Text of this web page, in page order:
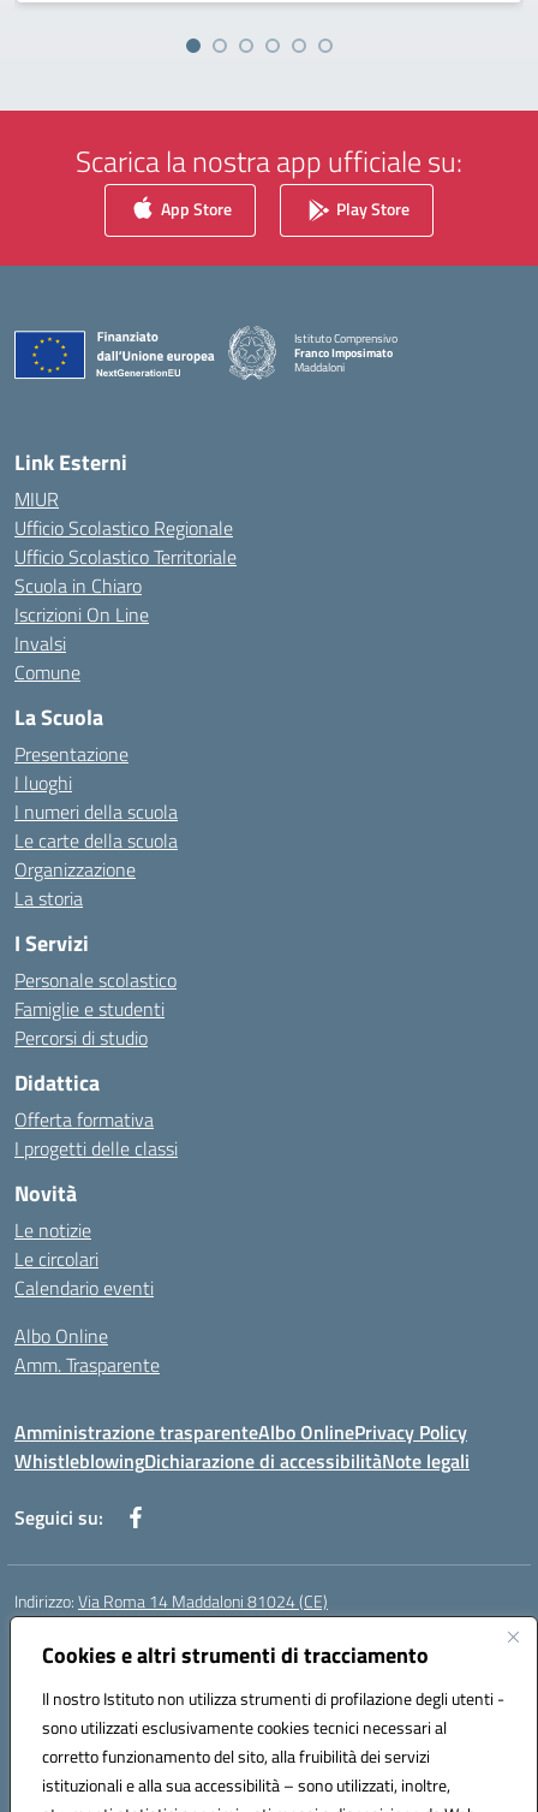
Cookies e altri strumenti di tracciamento
Il nostro Istituto non utilizza strumenti di profilazione degli utenti -
sono utilizzati esclusivamente cookies tecnici necessari al
corretto funzionamento del sito, alla fruibilità dei servizi
istituzionali e alla sua accessibilità – sono utilizzati, inoltre,
Scarica la nostra app ufficiale su:
App Store Play Store
Istituto Comprensivo
Franco Imposimato
Maddaloni
Link Esterni
MIUR
Ufficio Scolastico Regionale
Ufficio Scolastico Territoriale
Scuola in Chiaro
Iscrizioni On Line
Invalsi
Comune
La Scuola
Presentazione
I luoghi
I numeri della scuola
Le carte della scuola
Organizzazione
La storia
I Servizi
Personale scolastico
Famiglie e studenti
Percorsi di studio
Didattica
Offerta formativa
I progetti delle classi
Novità
Le notizie
Le circolari
Calendario eventi
Albo Online
Amm. Trasparente
Amministrazione trasparenteAlbo OnlinePrivacy Policy
WhistleblowingDichiarazione di accessibilitàNote legali
Seguici su:
Indirizzo:Via Roma 14 Maddaloni 81024 (CE)
Centralino:
Posta elettronica certificata (PEC):ceic8an00r@pec.istruzione.it
Codice fiscale: 80006190617
Codice meccanografico:CEIC8AN00R
Codice Indice delle Pubbliche Amministrazioni (IPA): icmvce
Codice unico di fatturazione (CUF): UFORSV